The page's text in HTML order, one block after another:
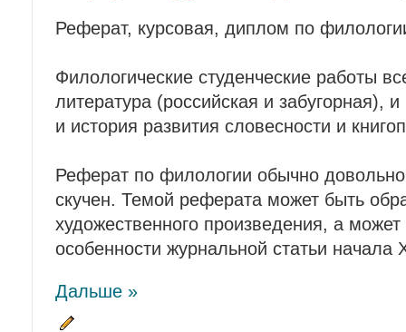
Реферат, курсовая, диплом по
Филологические студенческие работы
литература (российская и забугорная),
и история развития словесности и
Реферат по филологии обычно довольно
скучен. Темой реферата может быть
художественного произведения, а может
особенности журнальной статьи начала
Дальше »